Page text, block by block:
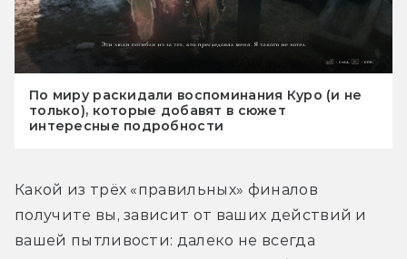
По миру раскидали воспоминания Куро (и не
только), которые добавят в сюжет
интересные подробности
Какой из трёх «правильных» финалов
получите вы, зависит от ваших действий и
вашей пытливости: далеко не всегда